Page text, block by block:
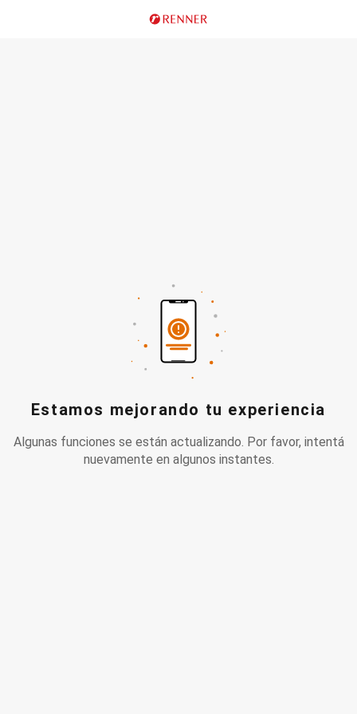
Estamos mejorando tu experiencia
Algunas funciones se están actualizando. Por favor, intentá
nuevamente en algunos instantes.